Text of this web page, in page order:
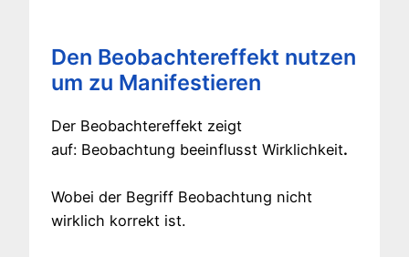
Den Beobachtereffekt nutzen
um zu Manifestieren
Der Beobachtereffekt zeigt
auf: Beobachtung beeinflusst Wirklichkeit.
Wobei der Begriff Beobachtung nicht
wirklich korrekt ist.